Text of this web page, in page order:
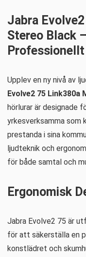
Jabra
Stereo Black
Upplev en ny nivå av
Evolve2 75 Link380a
hörlurar är designade
yrkesverksamma som
prestanda i sina
ljudteknik och
för både samtal och
Ergonomisk
Jabra Evolve2 75 är
för att säkerställa en
konstlädret och